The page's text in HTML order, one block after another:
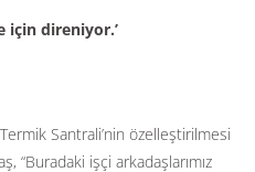
için direniyor.’
Santrali’nin özelleştirilmesi
“Buradaki işçi arkadaşlarımız